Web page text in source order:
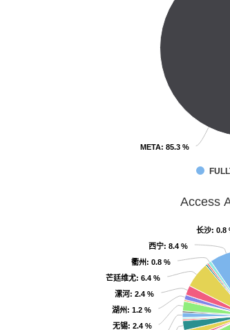
META: 85.3 %
META: 85.3 %
Access
无锡: 2.4 %
无锡: 2.4 %
湖州: 1.2 %
湖州: 1.2 %
漯河: 2.4 %
漯河: 2.4 %
芒廷维尤: 6.4 %
芒廷维尤: 6.4 %
衢州: 0.8 %
衢州: 0.8 %
西宁: 8.4 %
西宁: 8.4 %
长沙: 0.8
长沙: 0.8